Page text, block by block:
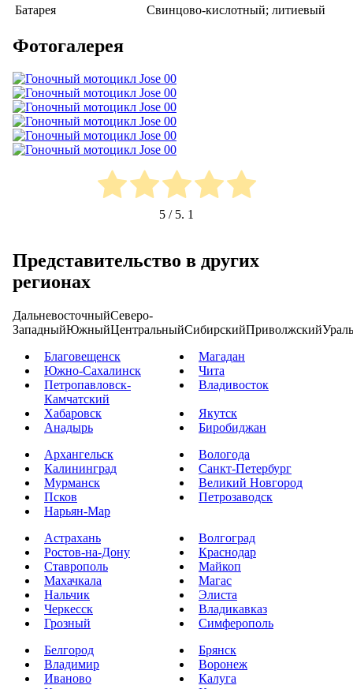
Батарея
Свинцово-кислотный; литиевый
Фотогалерея
5 / 5. 1
Представительство в других
регионах
ДальневосточныйСеверо-
ЗападныйЮжныйЦентральныйСибирскийПриволжский
Благовещенск
Магадан
Южно-Сахалинск
Чита
Петропавловск-
Камчатский
Владивосток
Хабаровск
Якутск
Анадырь
Биробиджан
Архангельск
Вологода
Калининград
Санкт-Петербург
Мурманск
Великий Новгород
Псков
Петрозаводск
Нарьян-Мар
Астрахань
Волгоград
Ростов-на-Дону
Краснодар
Ставрополь
Майкоп
Махачкала
Магас
Нальчик
Элиста
Черкесск
Владикавказ
Грозный
Симферополь
Белгород
Брянск
Владимир
Воронеж
Иваново
Калуга